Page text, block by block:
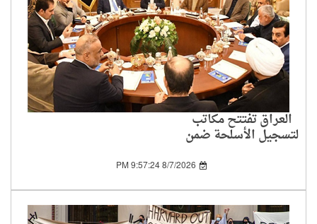
العراق تفتتح مكاتب
لتسجيل الأسلحة ضمن
الفصائل بيد الدولة8/7/2026 9:57:24 PM